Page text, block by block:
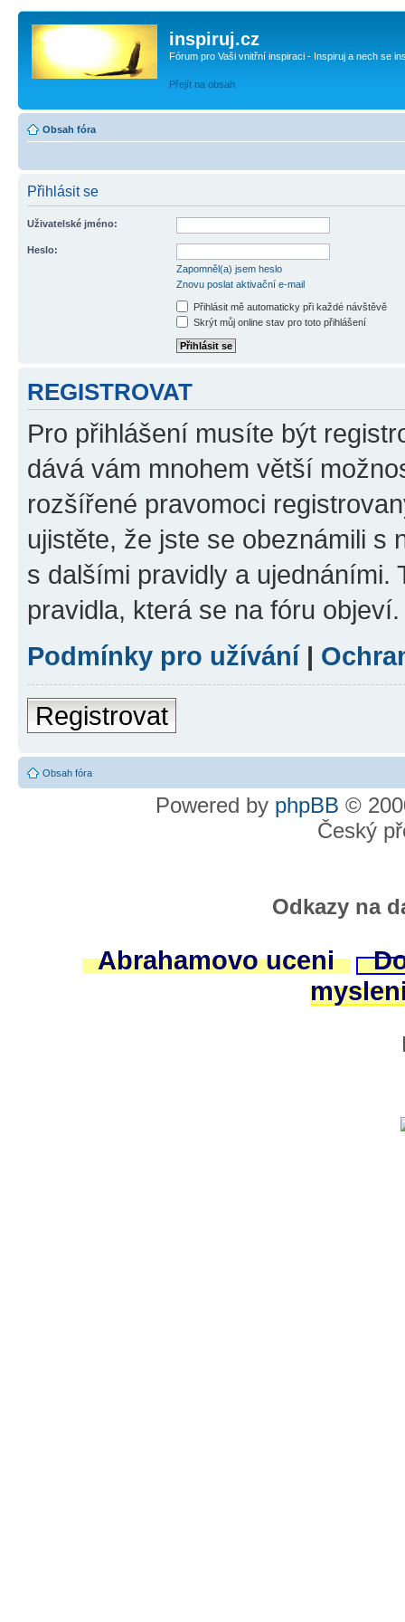
inspiruj.cz
Fórum pro Vaši vnitřní inspiraci - Inspiruj a nech se
Přejít na obsah
Obsah fóra
Přihlásit se
Uživatelské jméno:
Heslo:
Zapomněl(a) jsem heslo
Znovu poslat aktivační e-mail
Přihlásit mě automaticky při každé návštěvě
Skrýt můj online stav pro toto přihlášení
REGISTROVAT
Pro přihlášení musíte být
dává vám mnohem větší
rozšířené pravomoci
ujistěte, že jste se obeznámili s
s dalšími pravidly a ujednáními.
pravidla, která se na fóru objeví.
Podmínky pro užívání|
Registrovat
Obsah fóra
Powered by phpBB ©
Český
Odkazy na
Abrahamovo uceni